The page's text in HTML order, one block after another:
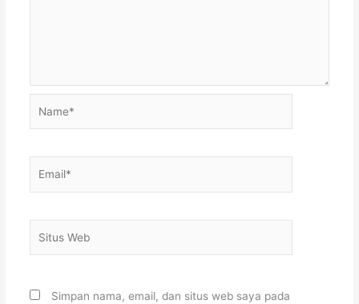
Web
Simpan nama, email, dan situs web saya pada